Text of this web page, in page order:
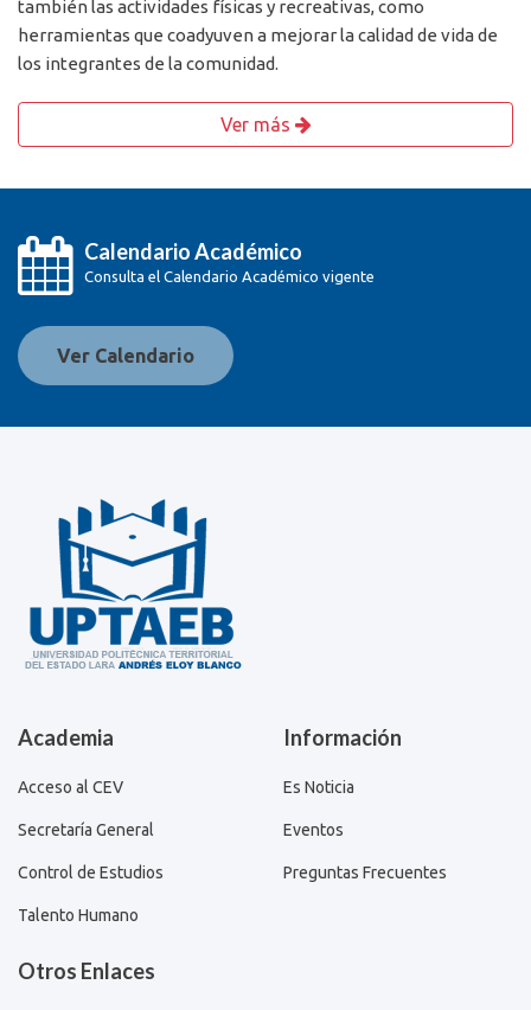
también las actividades físicas y recreativas, como
herramientas que coadyuven a mejorar la calidad de vida de
los integrantes de la comunidad.
Ver más
Calendario Académico
Consulta el Calendario Académico vigente
Ver Calendario
Academia
Acceso al CEV
Secretaría General
Control de Estudios
Talento Humano
Información
Es Noticia
Eventos
Preguntas Frecuentes
Otros Enlaces